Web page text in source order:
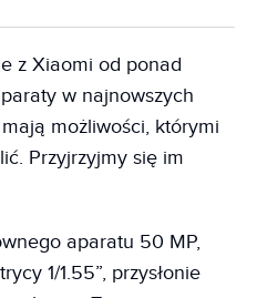
z Xiaomi od ponad
w najnowszych
możliwości, którymi
Przyjrzyjmy się im
aparatu 50 MP,
1/1.55”, przysłonie